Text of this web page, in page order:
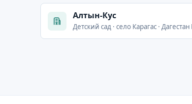
Алтын-Кус
Детский сад · село Карагас ·